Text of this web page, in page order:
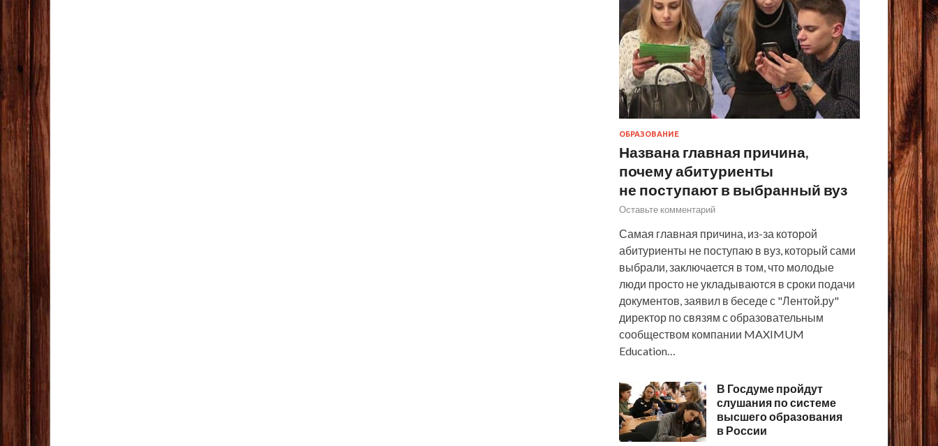
ОБРАЗОВАНИЕ
Названа главная причина,
почему абитуриенты
не поступают в выбранный вуз
Оставьте комментарий
Самая главная причина, из-за которой
абитуриенты не поступаю в вуз, который сами
выбрали, заключается в том, что молодые
люди просто не укладываются в сроки подачи
документов, заявил в беседе с "Лентой.ру"
директор по связям с образовательным
сообществом компании MAXIMUM
Education…
В Госдуме пройдут
слушания по системе
высшего образования
в России